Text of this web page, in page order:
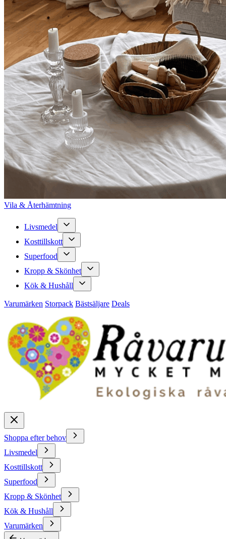
Vila & Återhämtning
Livsmedel
Kosttillskott
Superfood
Kropp & Skönhet
Kök & Hushåll
Varumärken Storpack Bästsäljare Deals
Shoppa efter behov
Livsmedel
Kosttillskott
Superfood
Kropp & Skönhet
Kök & Hushåll
Varumärken